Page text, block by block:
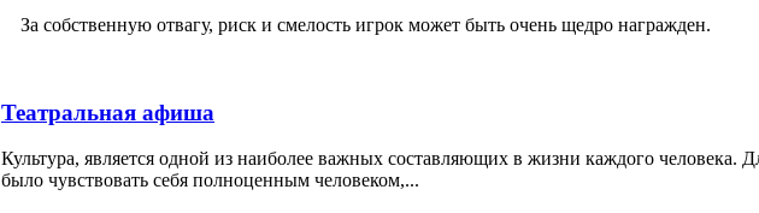
За собственную отвагу, риск и смелость игрок может быть очень щедро награжден.
Театральная афиша
Культура, является одной из наиболее важных составляющих в жизни каждого человека.
было чувствовать себя полноценным человеком,...